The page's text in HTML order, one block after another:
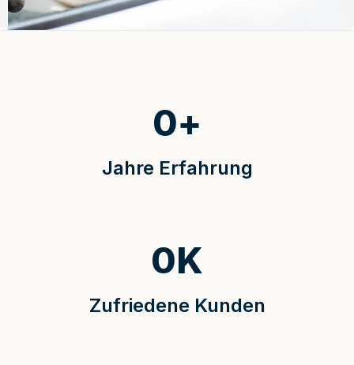
Jahre Erfahrung
0+
Zufriedene Kunden
0K